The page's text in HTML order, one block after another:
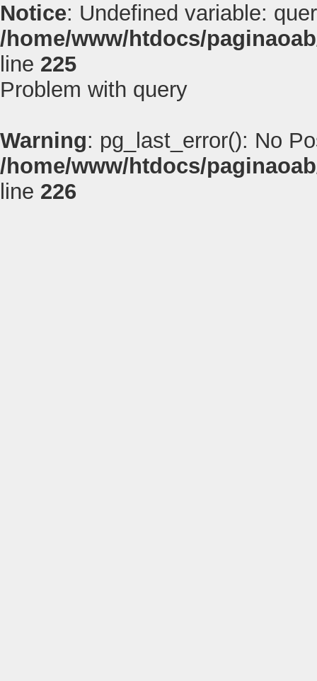
Notice: Undefined variable:
/home/www/htdocs/
line 225
Problem with query
Warning: pg_last_error(): No
/home/www/htdocs/
line 226